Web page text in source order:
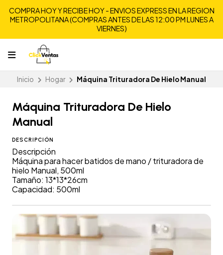
COMPRA HOY Y RECIBE HOY - ENVIOS EXPRESS EN LA REGION
METROPOLITANA (COMPRAS ANTES DE LAS 12:00 PM LUNES A
VIERNES)
Inicio Hogar Máquina Trituradora De Hielo Manual
Máquina Trituradora De Hielo
Manual
DESCRIPCIÓN
Descripción
Máquina para hacer batidos de mano / trituradora de
hielo Manual, 500ml
Tamaño: 13*13*26cm
Capacidad: 500ml